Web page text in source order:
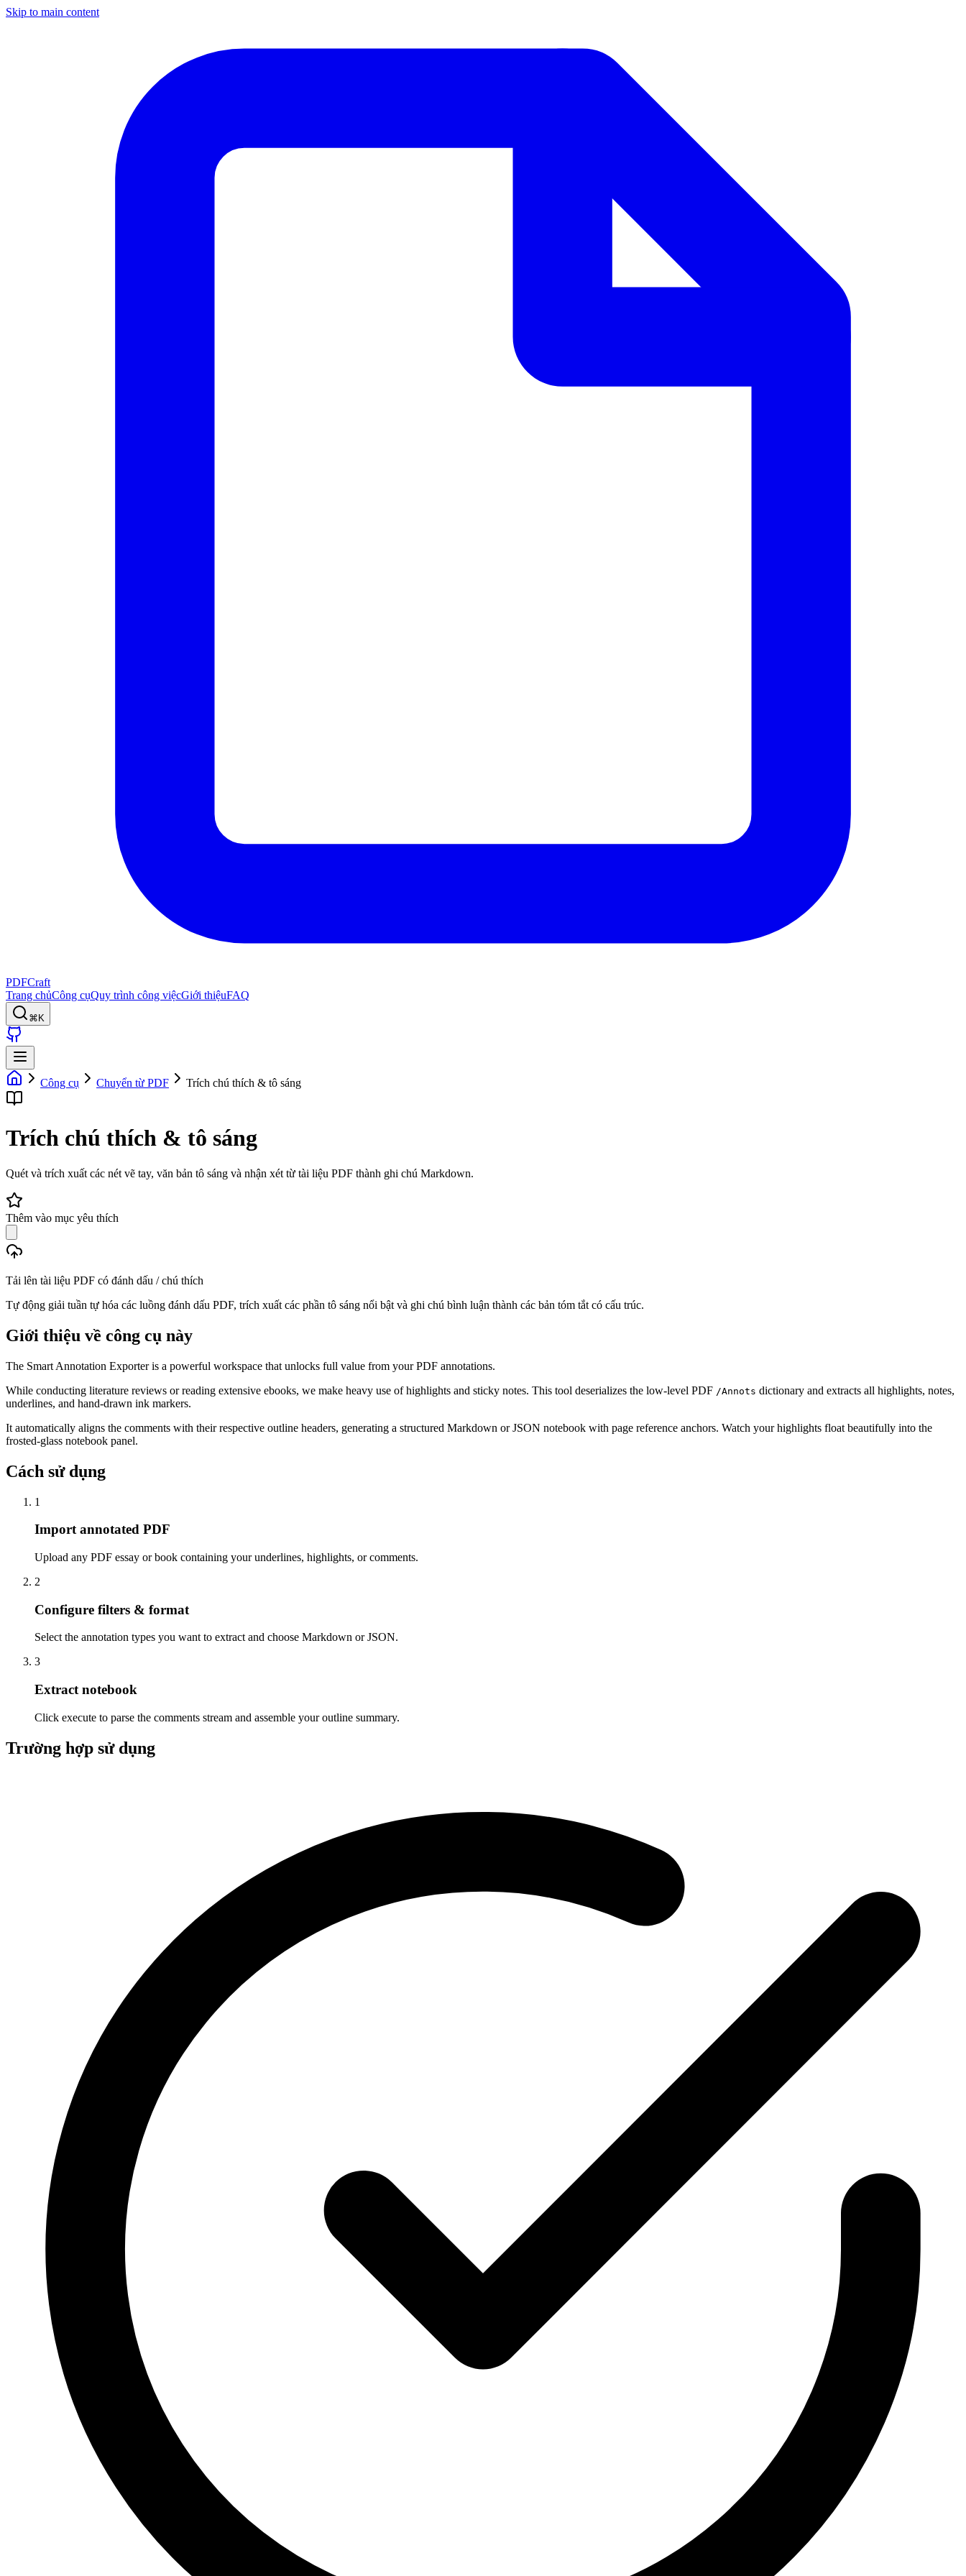
Skip to main content
PDFCraft
Trang chủCông cụQuy trình công việcGiới thiệuFAQ
⌘K
Công cụ Chuyển từ PDF Trích chú thích & tô sáng
Trích chú thích & tô sáng
Quét và trích xuất các nét vẽ tay, văn bản tô sáng và nhận xét từ tài liệu PDF thành ghi chú Markdown.
Thêm vào mục yêu thích
Tải lên tài liệu PDF có đánh dấu / chú thích
Tự động giải tuần tự hóa các luồng đánh dấu PDF, trích xuất các phần tô sáng nổi bật và ghi chú bình luận thành các bản tóm tắt có cấu trúc.
Giới thiệu về công cụ này
The Smart Annotation Exporter is a powerful workspace that unlocks full value from your PDF annotations.
While conducting literature reviews or reading extensive ebooks, we make heavy use of highlights and sticky notes. This tool deserializes the low-level PDF /Annots dictionary and extracts all highlights, notes,
underlines, and hand-drawn ink markers.
It automatically aligns the comments with their respective outline headers, generating a structured Markdown or JSON notebook with page reference anchors. Watch your highlights float beautifully into the
frosted-glass notebook panel.
Cách sử dụng
1
Import annotated PDF
Upload any PDF essay or book containing your underlines, highlights, or comments.
2
Configure filters & format
Select the annotation types you want to extract and choose Markdown or JSON.
3
Extract notebook
Click execute to parse the comments stream and assemble your outline summary.
Trường hợp sử dụng